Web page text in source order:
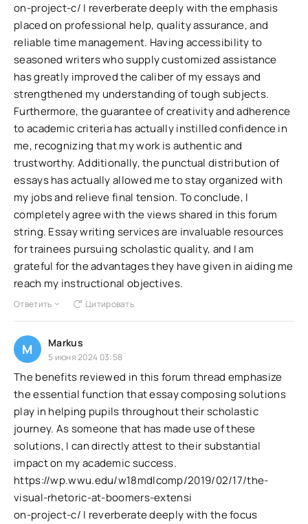
on-project-c/ I reverberate deeply with the emphasis
placed on professional help, quality assurance, and
reliable time management. Having accessibility to
seasoned writers who supply customized assistance
has greatly improved the caliber of my essays and
strengthened my understanding of tough subjects.
Furthermore, the guarantee of creativity and adherence
to academic criteria has actually instilled confidence in
me, recognizing that my work is authentic and
trustworthy. Additionally, the punctual distribution of
essays has actually allowed me to stay organized with
my jobs and relieve final tension. To conclude, I
completely agree with the views shared in this forum
string. Essay writing services are invaluable resources
for trainees pursuing scholastic quality, and I am
grateful for the advantages they have given in aiding me
reach my instructional objectives.
Ответить Цитировать
M Markus
5 июня 2024 03:58
The benefits reviewed in this forum thread emphasize
the essential function that essay composing solutions
play in helping pupils throughout their scholastic
journey. As someone that has made use of these
solutions, I can directly attest to their substantial
impact on my academic success.
https://wp.wwu.edu/w18mdlcomp/2019/02/17/the-
visual-rhetoric-at-boomers-extensi
on-project-c/ I reverberate deeply with the focus